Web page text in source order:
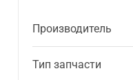
Производитель
Тип запчасти